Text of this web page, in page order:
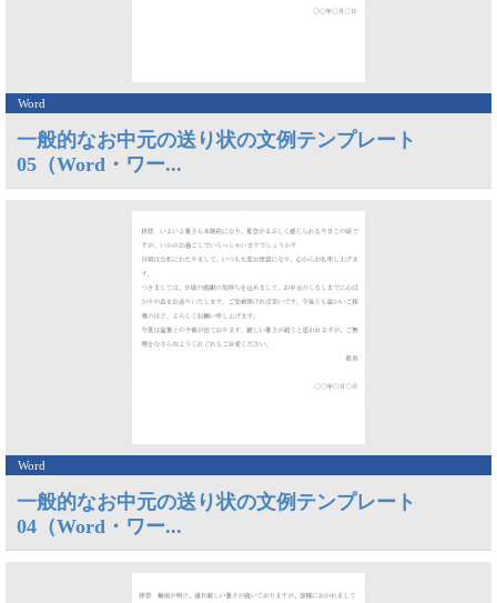
Word
一般的なお中元の送り状の文例テンプレート
05（Word・ワー...
Word
一般的なお中元の送り状の文例テンプレート
04（Word・ワー...